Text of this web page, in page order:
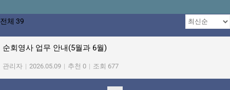
전체 39
순회영사 업무 안내(5월과 6월)
관리자 | 2026.05.09 | 추천 0 | 조회 677